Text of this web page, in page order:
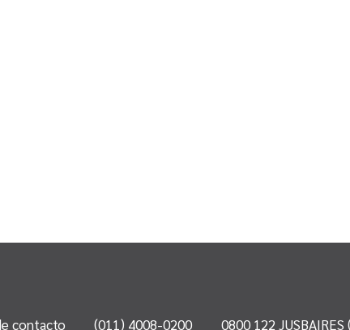
contacto (011) 4008-0200 0800 122 JUSBAIRES